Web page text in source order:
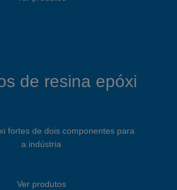
de resina epóxi
fortes de dois componentes para
a indústria
Ver produtos